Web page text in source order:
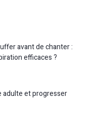
avant de chanter :
efficaces ?
adulte et progresser